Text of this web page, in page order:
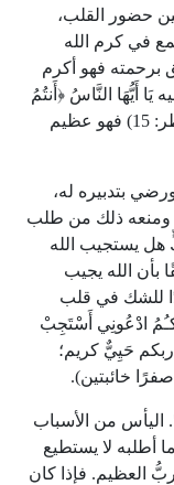
حضور القلب،
في كرم الله
برحمته فهو أكرم
يَا أَيُّهَا النَّاسُ ﴿أَنتُمُ
الْفُقَرَاء إِلَى اللَّهِ وَاللَّهُ هُوَ الْغَنِيُّ الْحَمِيدُ﴾ (فاطر: 15) فهو عظيم
بتدبيره له،
ومنعه ذلك من طلب
هل يستجيب الله
بأن الله يجيب
للشك في قلب
ادْعُونِي أَسْتَجِبْ
ربكم حَيِيٌّ كريم؛
خائبتين).
اليأس من الأسباب
أطلبه لا يستطيع
العظيم. فإذا كان